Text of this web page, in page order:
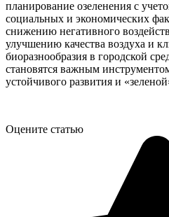
планирование озеленения с
социальных и экономических
снижению негативного
улучшению качества воздуха и
биоразнообразия в городской
становятся важным
устойчивого развития и
Оцените статью